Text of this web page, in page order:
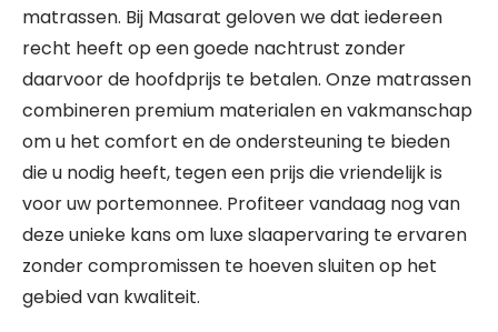
matrassen. Bij Masarat geloven we dat iedereen
recht heeft op een goede nachtrust zonder
daarvoor de hoofdprijs te betalen. Onze matrassen
combineren premium materialen en vakmanschap
om u het comfort en de ondersteuning te bieden
die u nodig heeft, tegen een prijs die vriendelijk is
voor uw portemonnee. Profiteer vandaag nog van
deze unieke kans om luxe slaapervaring te ervaren
zonder compromissen te hoeven sluiten op het
gebied van kwaliteit.